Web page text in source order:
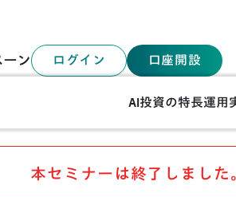
ーン ログイン 口座開設
AI投資の特長運用
念 FOLIO Founder甲斐が語る、ROBOPROの軌跡と
本セミナーは終了しました